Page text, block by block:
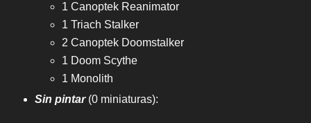
1 Canoptek Reanimator
1 Triach Stalker
2 Canoptek Doomstalker
1 Doom Scythe
1 Monolith
Sin pintar (0 miniaturas):